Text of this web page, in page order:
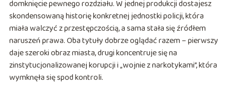
domknięcie pewnego rozdziału. W jednej produkcji dostajesz
skondensowaną historię konkretnej jednostki policji, która
miała walczyć z przestępczością, a sama stała się źródłem
naruszeń prawa. Oba tytuły dobrze oglądać razem – pierwszy
daje szeroki obraz miasta, drugi koncentruje się na
zinstytucjonalizowanej korupcji i „wojnie z narkotykami”, która
wymknęła się spod kontroli.